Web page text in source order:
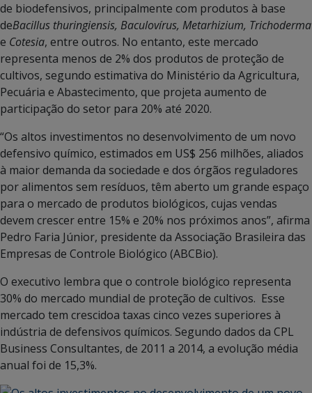
de biodefensivos, principalmente com produtos à base
deBacillus thuringiensis, Baculovírus, Metarhizium, Trichoderma
e Cotesia, entre outros. No entanto, este mercado
representa menos de 2% dos produtos de proteção de
cultivos, segundo estimativa do Ministério da Agricultura,
Pecuária e Abastecimento, que projeta aumento de
participação do setor para 20% até 2020.
“Os altos investimentos no desenvolvimento de um novo
defensivo químico, estimados em US$ 256 milhões, aliados
à maior demanda da sociedade e dos órgãos reguladores
por alimentos sem resíduos, têm aberto um grande espaço
para o mercado de produtos biológicos, cujas vendas
devem crescer entre 15% e 20% nos próximos anos”, afirma
Pedro Faria Júnior, presidente da Associação Brasileira das
Empresas de Controle Biológico (ABCBio).
O executivo lembra que o controle biológico representa
30% do mercado mundial de proteção de cultivos. Esse
mercado tem crescidoa taxas cinco vezes superiores à
indústria de defensivos químicos. Segundo dados da CPL
Business Consultantes, de 2011 a 2014, a evolução média
anual foi de 15,3%.